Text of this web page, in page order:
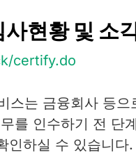
현황 및 소
certify.do
스는 금융회사 등
를 인수하기 전 단
인하실 수 있습니다.